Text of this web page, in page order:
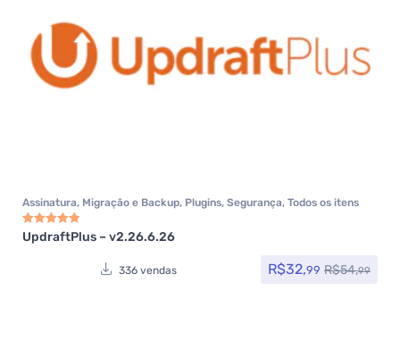
Assinatura, Migração e Backup, Plugins, Segurança, Todos os itens
Avaliação
UpdraftPlus – v2.26.6.26
336 vendas R$32,99 R$54,99